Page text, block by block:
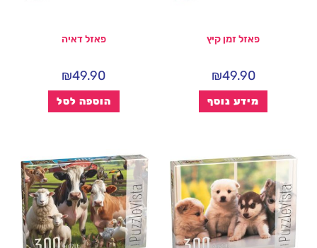
פאזל זמן קיץ
₪49.90
מידע נוסף
פאזל דאיה
₪49.90
הוספה לסל